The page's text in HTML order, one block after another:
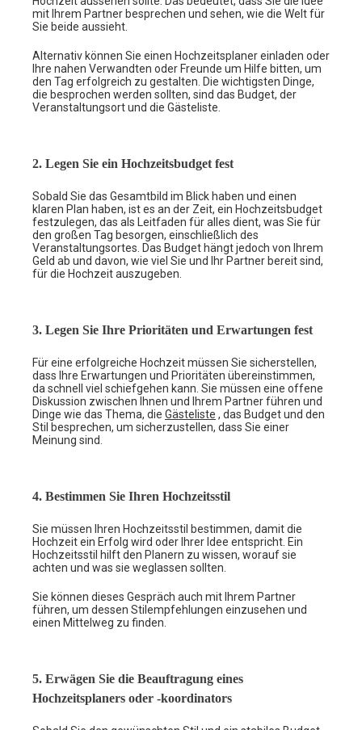
mit Ihrem Partner besprechen und sehen, wie die Welt für
Sie beide aussieht.
Alternativ können Sie einen Hochzeitsplaner einladen oder
Ihre nahen Verwandten oder Freunde um Hilfe bitten, um
den Tag erfolgreich zu gestalten. Die wichtigsten Dinge,
die besprochen werden sollten, sind das Budget, der
Veranstaltungsort und die Gästeliste.
2. Legen Sie ein Hochzeitsbudget fest
Sobald Sie das Gesamtbild im Blick haben und einen
klaren Plan haben, ist es an der Zeit, ein Hochzeitsbudget
festzulegen, das als Leitfaden für alles dient, was Sie für
den großen Tag besorgen, einschließlich des
Veranstaltungsortes. Das Budget hängt jedoch von Ihrem
Geld ab und davon, wie viel Sie und Ihr Partner bereit sind,
für die Hochzeit auszugeben.
3. Legen Sie Ihre Prioritäten und Erwartungen fest
Für eine erfolgreiche Hochzeit müssen Sie sicherstellen,
dass Ihre Erwartungen und Prioritäten übereinstimmen,
da schnell viel schiefgehen kann. Sie müssen eine offene
Diskussion zwischen Ihnen und Ihrem Partner führen und
Dinge wie das Thema, die Gästeliste , das Budget und den
Stil besprechen, um sicherzustellen, dass Sie einer
Meinung sind.
4. Bestimmen Sie Ihren Hochzeitsstil
Sie müssen Ihren Hochzeitsstil bestimmen, damit die
Hochzeit ein Erfolg wird oder Ihrer Idee entspricht. Ein
Hochzeitsstil hilft den Planern zu wissen, worauf sie
achten und was sie weglassen sollten.
Sie können dieses Gespräch auch mit Ihrem Partner
führen, um dessen Stilempfehlungen einzusehen und
einen Mittelweg zu finden.
5. Erwägen Sie die Beauftragung eines
Hochzeitsplaners oder -koordinators